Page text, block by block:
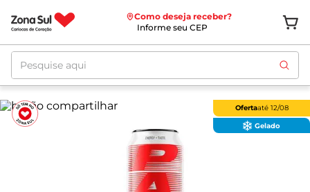
Como deseja receber?
Informe seu CEP
Pesquise aqui
Gelado
Ofertaaté 12/08